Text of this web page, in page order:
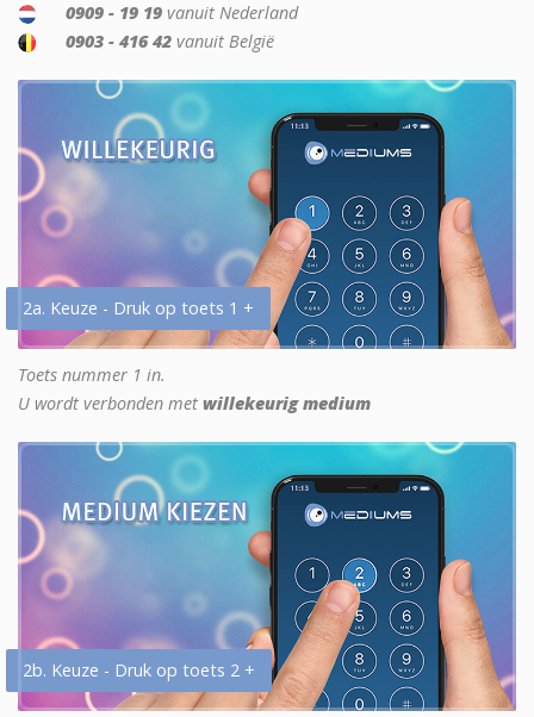
0909 - 19 19 vanuit Nederland
0903 - 416 42 vanuit België
2a. Keuze - Druk op toets 1 +
Toets nummer 1 in.
U wordt verbonden met willekeurig medium
2b. Keuze - Druk op toets 2 +